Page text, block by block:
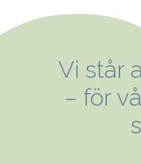
Vi står
– för